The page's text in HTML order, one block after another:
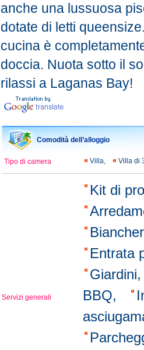
anche una lussuosa
dotate di letti
cucina è
doccia. Nuota sotto il
rilassi a Laganas Bay!
Comodità dell’alloggio
Tipo di camera Villa, Villa di
Servizi generali
Kit di
Entrata
BBQ,